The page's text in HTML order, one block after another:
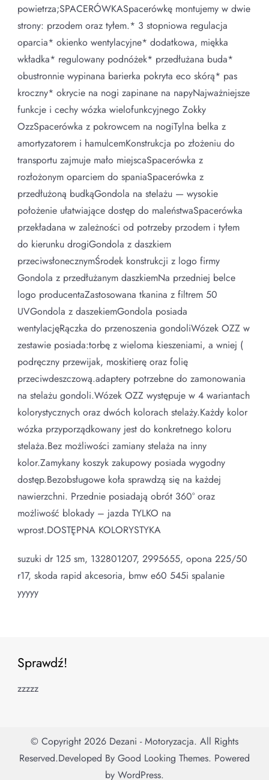
powietrza;SPACERÓWKASpacerówkę montujemy w dwie
strony: przodem oraz tyłem.* 3 stopniowa regulacja
oparcia* okienko wentylacyjne* dodatkowa, miękka
wkładka* regulowany podnóżek* przedłużana buda*
obustronnie wypinana barierka pokryta eco skórą* pas
kroczny* okrycie na nogi zapinane na napyNajważniejsze
funkcje i cechy wózka wielofunkcyjnego Zokky
OzzSpacerówka z pokrowcem na nogiTylna belka z
amortyzatorem i hamulcemKonstrukcja po złożeniu do
transportu zajmuje mało miejscaSpacerówka z
rozłożonym oparciem do spaniaSpacerówka z
przedłużoną budkąGondola na stelażu — wysokie
położenie ułatwiające dostęp do maleństwaSpacerówka
przekładana w zależności od potrzeby przodem i tyłem
do kierunku drogiGondola z daszkiem
przeciwsłonecznymŚrodek konstrukcji z logo firmy
Gondola z przedłużanym daszkiemNa przedniej belce
logo producentaZastosowana tkanina z filtrem 50
UVGondola z daszekiemGondola posiada
wentylacjęRączka do przenoszenia gondoliWózek OZZ w
zestawie posiada:torbę z wieloma kieszeniami, a wniej (
podręczny przewijak, moskitierę oraz folię
przeciwdeszczową.adaptery potrzebne do zamonowania
na stelażu gondoli.Wózek OZZ występuje w 4 wariantach
kolorystycznych oraz dwóch kolorach stelaży.Każdy kolor
wózka przyporządkowany jest do konkretnego koloru
stelaża.Bez możliwości zamiany stelaża na inny
kolor.Zamykany koszyk zakupowy posiada wygodny
dostęp.Bezobsługowe koła sprawdzą się na każdej
nawierzchni. Przednie posiadają obrót 360° oraz
możliwość blokady – jazda TYLKO na
wprost.DOSTĘPNA KOLORYSTYKA
suzuki dr 125 sm, 132801207, 2995655, opona 225/50
r17, skoda rapid akcesoria, bmw e60 545i spalanie
yyyyy
Sprawdź!
zzzzz
© Copyright 2026 Dezani - Motoryzacja. All Rights
Reserved.Developed By Good Looking Themes. Powered
by WordPress.